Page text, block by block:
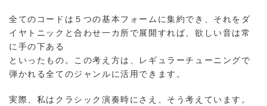
全てのコードは５つの基本フォームに集約でき、それをダ
イヤトニックと合わせ一カ所で展開すれば、欲しい音は常
に手の下ある
といったもの。この考え方は、レギュラーチューニングで
弾かれる全てのジャンルに活用できます。
実際、私はクラシック演奏時にさえ、そう考えています。